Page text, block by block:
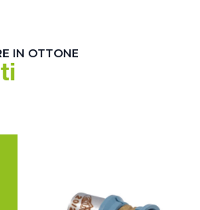
IN OTTONE